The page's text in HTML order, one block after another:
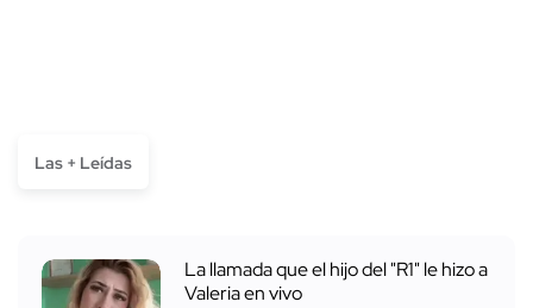
Las + Leídas
La llamada que el hijo del "R1" le hizo a
Valeria en vivo